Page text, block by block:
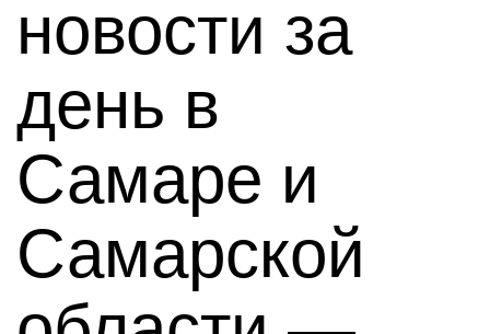
новости за
день в
Самаре и
Самарской